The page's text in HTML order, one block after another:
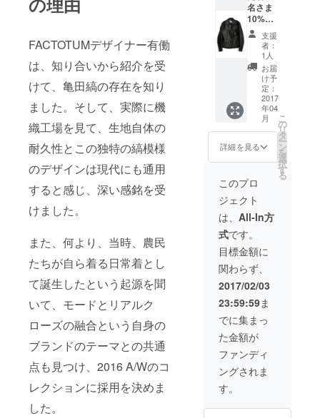
FACTOTUMデザイナー有働
は、知り合いから紹介を受
けて、亀田縞の存在を知り
ました。そして、実際に機
織工場を見て、生地自体の
耐久性とこの独特の縞模様
のデザインは現代にも通用
すると感じ、深い感銘を受
けました。
また、何より、当時、農民
たちが自ら着る日常着とし
て誕生したという起源を聞
いて、モードとリアルク
ローズの融合という自身の
ブランドのテーマとの共通
点も見つけ、2016 A/Wのコ
レクションに採用を決めま
した。
名さま
10%OF
F カス
タム
キップ
レザー
ダブル
ライ
ダース
ジャ
ケット
(税込
み・送
料込み)
サイズ
はS・
M・Lか
らお選
びいた
だけま
す。
支援
者：
1人
お届
け予
定：
2017
年04
月
詳細を見る
こ
の
リ
タ
ー
ン
を
選
択
す
る
このプロ
ジェクト
は、 All-In方
式です。
目標金額に
関わらず、
2017/02/03
23:59:59ま
でに集まっ
た金額が
ファンディ
ングされま
す。